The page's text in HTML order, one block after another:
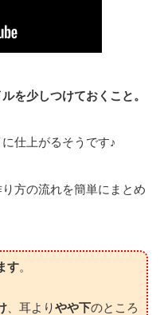
を少しつけておくこと。
仕上がるそうです♪
方の流れを簡単にまとめ
す。
、耳よりやや下のところ